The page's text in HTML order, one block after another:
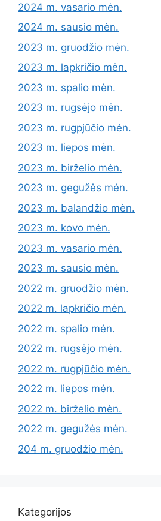
2024 m. vasario mėn.
2024 m. sausio mėn.
2023 m. gruodžio mėn.
2023 m. lapkričio mėn.
2023 m. spalio mėn.
2023 m. rugsėjo mėn.
2023 m. rugpjūčio mėn.
2023 m. liepos mėn.
2023 m. birželio mėn.
2023 m. gegužės mėn.
2023 m. balandžio mėn.
2023 m. kovo mėn.
2023 m. vasario mėn.
2023 m. sausio mėn.
2022 m. gruodžio mėn.
2022 m. lapkričio mėn.
2022 m. spalio mėn.
2022 m. rugsėjo mėn.
2022 m. rugpjūčio mėn.
2022 m. liepos mėn.
2022 m. birželio mėn.
2022 m. gegužės mėn.
204 m. gruodžio mėn.
Kategorijos